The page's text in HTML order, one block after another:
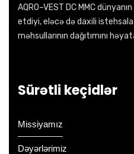
AQRO–VEST DC MMC
etdiyi, eləcə də daxili
məhsullarının dağıtımını
Sürətli keçidlər
Missiyamız
Dəyərlərimiz